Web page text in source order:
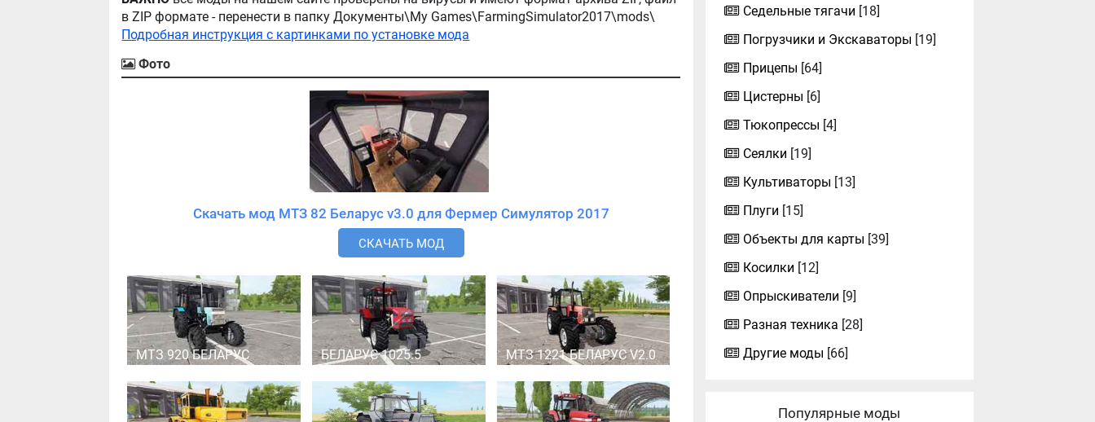
в ZIP формате - перенести в папку Документы\My Games\FarmingSimulator2017\mods\
Подробная инструкция с картинками по установке мода
Фото
Скачать мод МТЗ 82 Беларус v3.0 для Фермер Симулятор 2017
СКАЧАТЬ МОД
МТЗ 920 БЕЛАРУС БЕЛАРУС 1025.5 МТЗ 1221 БЕЛАРУС V2.0
Седельные тягачи [18]
Погрузчики и Экскаваторы [19]
Прицепы [64]
Цистерны [6]
Тюкопрессы [4]
Сеялки [19]
Культиваторы [13]
Плуги [15]
Объекты для карты [39]
Косилки [12]
Опрыскиватели [9]
Разная техника [28]
Другие моды [66]
Популярные моды